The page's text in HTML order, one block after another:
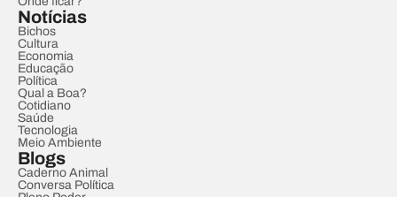
Notícias
Bichos
Cultura
Economia
Educação
Política
Qual a Boa?
Cotidiano
Saúde
Tecnologia
Meio Ambiente
Blogs
Caderno Animal
Conversa Política